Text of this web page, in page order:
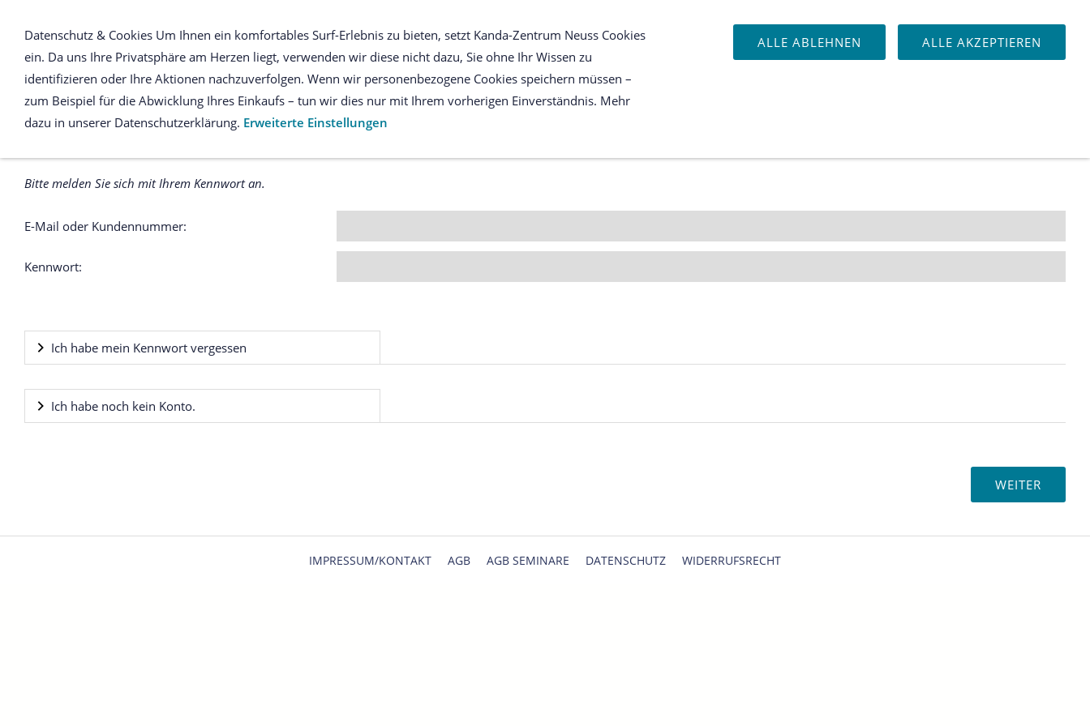
WISSENSWERTES DOWNLOAD QS24 AUFNAHMEN
Anmeldung
Bitte melden Sie sich mit Ihrem Kennwort an.
E-Mail oder Kundennummer:
Kennwort:
Ich habe mein Kennwort vergessen
Ich habe noch kein Konto.
IMPRESSUM/KONTAKT AGB AGB SEMINARE DATENSCHUTZ WIDERRUFSRECHT
Datenschutz & Cookies Um Ihnen ein komfortables Surf-Erlebnis zu bieten, setzt Kanda-Zentrum Neuss Cookies
ein. Da uns Ihre Privatsphäre am Herzen liegt, verwenden wir diese nicht dazu, Sie ohne Ihr Wissen zu
identifizieren oder Ihre Aktionen nachzuverfolgen. Wenn wir personenbezogene Cookies speichern müssen –
zum Beispiel für die Abwicklung Ihres Einkaufs – tun wir dies nur mit Ihrem vorherigen Einverständnis. Mehr
dazu in unserer Datenschutzerklärung. Erweiterte Einstellungen
ALLE AKZEPTIEREN
ALLE ABLEHNEN